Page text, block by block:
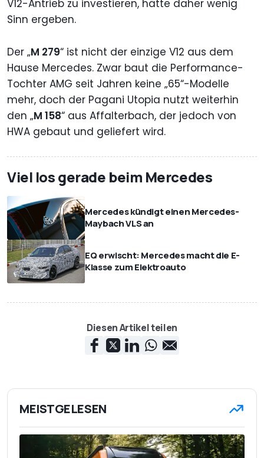
V12-Antrieb zu investieren, hätte daher wenig
Sinn ergeben.
Der „M 279“ ist nicht der einzige V12 aus dem
Hause Mercedes. Zwar baut die Performance-
Tochter AMG seit Jahren keine „65“-Modelle
mehr, doch der Pagani Utopia nutzt weiterhin
den „M 158“ aus Affalterbach, der jedoch von
HWA gebaut und geliefert wird.
Viel los gerade beim Mercedes
Mercedes kündigt einen Mercedes-
Maybach VLS an
EQ erwischt: Mercedes macht die E-
Klasse zum Elektroauto
Diesen Artikel teilen
MEISTGELESEN